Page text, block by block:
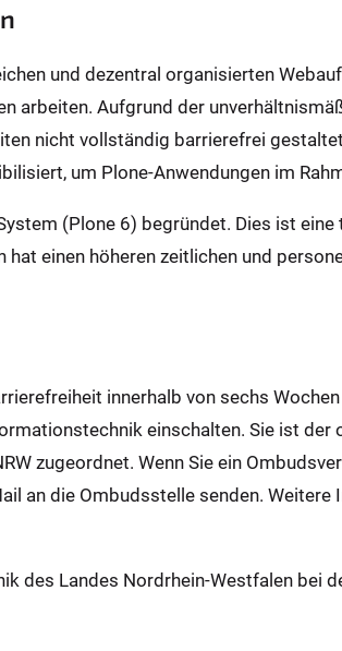
und dezentral organisierten
arbeiten. Aufgrund der
nicht vollständig barrierefrei
um Plone-Anwendungen im
(Plone 6) begründet. Dies ist
einen höheren zeitlichen und
innerhalb von sechs
einschalten. Sie ist
zugeordnet. Wenn Sie ein
an die Ombudsstelle senden.
des Landes Nordrhein-Westfalen bei